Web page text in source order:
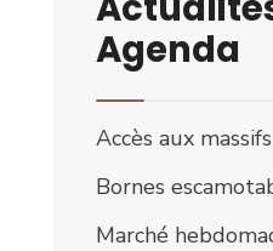
Agenda
Accès aux
Bornes
Marché